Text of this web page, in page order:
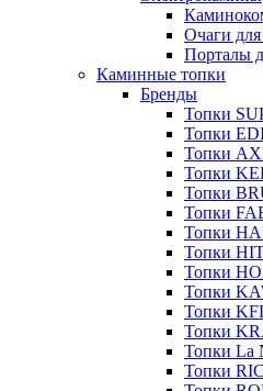
Очаги
Порталы
Каминные топки
Бренды
Топки
Топки
Топки
Топки
Топки
Топки
Топки
Топки
Топки
Топки
Топки
Топки
Топки La
Топки